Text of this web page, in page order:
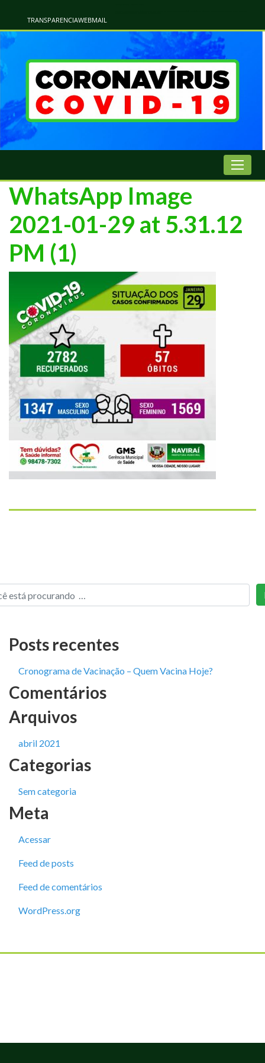
TRANSPARENCIAWEBMAIL
WhatsApp Image
2021-01-29 at 5.31.12
PM (1)
Posts recentes
Cronograma de Vacinação – Quem Vacina Hoje?
Comentários
Arquivos
abril 2021
Categorias
Sem categoria
Meta
Acessar
Feed de posts
Feed de comentários
WordPress.org